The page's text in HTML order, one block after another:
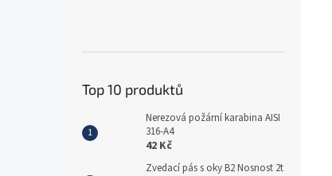
Top 10 produktů
Nerezová požární karabina AISI
316-A4
42 Kč
Zvedací pás s oky B2 Nosnost 2t